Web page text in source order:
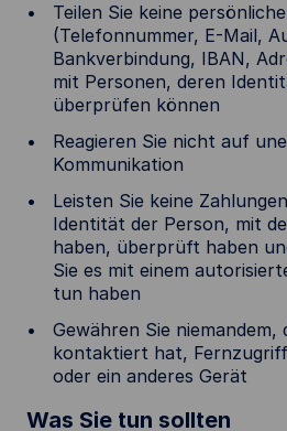
Teilen Sie keine
(Telefonnummer, E-Mail,
Bankverbindung, IBAN,
mit Personen, deren
überprüfen können
Reagieren Sie nicht auf
Kommunikation
Leisten Sie keine
Identität der Person, mit
haben, überprüft haben
Sie es mit einem
tun haben
Gewähren Sie
kontaktiert hat,
oder ein anderes Gerät
Was Sie tun sollten